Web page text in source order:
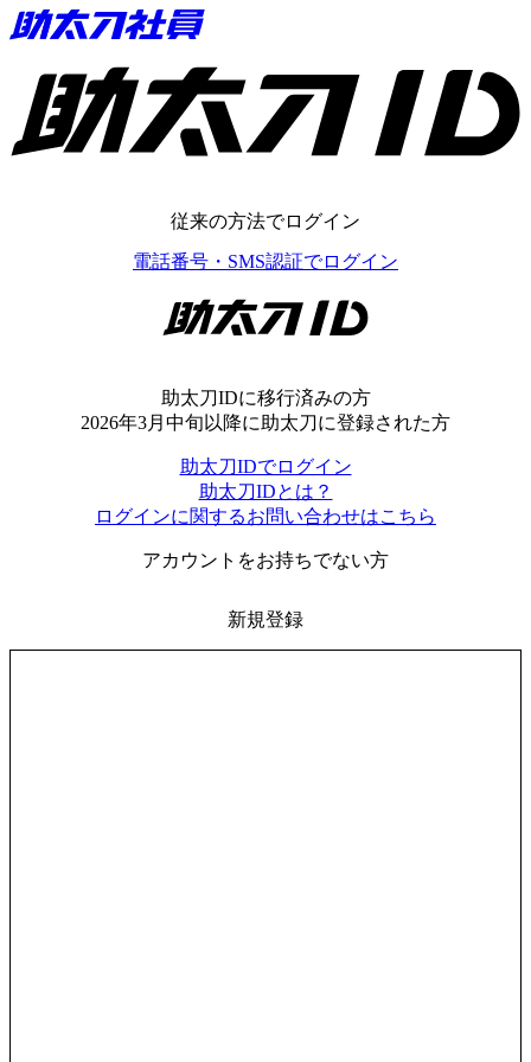
助太刀ID
従来の方法でログイン
電話番号・SMS認証でログイン
助太刀ID
助太刀IDに移行済みの方
2026年3月中旬以降に助太刀に登録された方
助太刀IDでログイン
助太刀IDとは？
ログインに関するお問い合わせはこちら
アカウントをお持ちでない方
新規登録